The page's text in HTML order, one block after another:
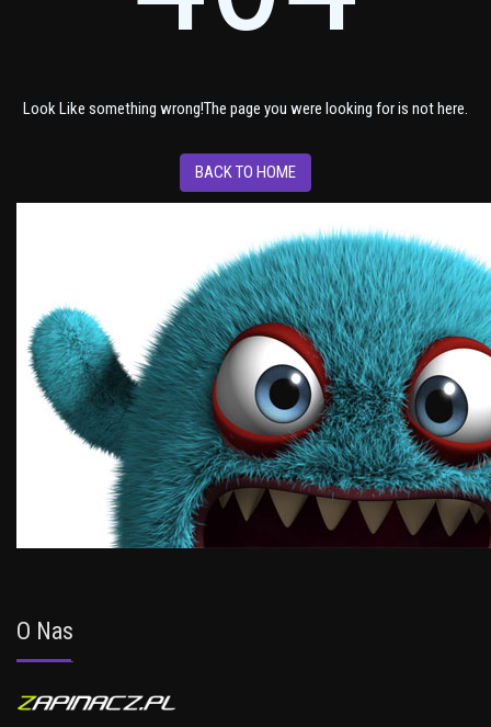
Look Like something wrong!The page you were looking for is not here.
BACK TO HOME
O Nas